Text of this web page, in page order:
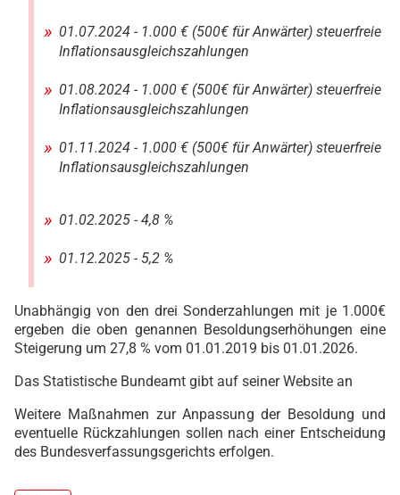
01.07.2024 - 1.000 € (500€ für Anwärter) steuerfreie
Inflationsausgleichszahlungen
01.08.2024 - 1.000 € (500€ für Anwärter) steuerfreie
Inflationsausgleichszahlungen
01.11.2024 - 1.000 € (500€ für Anwärter) steuerfreie
Inflationsausgleichszahlungen
01.02.2025 - 4,8 %
01.12.2025 - 5,2 %
Unabhängig von den drei Sonderzahlungen mit je 1.000€
ergeben die oben genannen Besoldungserhöhungen eine
Steigerung um 27,8 % vom 01.01.2019 bis 01.01.2026.
Das Statistische Bundeamt gibt auf seiner Website an
Weitere Maßnahmen zur Anpassung der Besoldung und
eventuelle Rückzahlungen sollen nach einer Entscheidung
des Bundesverfassungsgerichts erfolgen.